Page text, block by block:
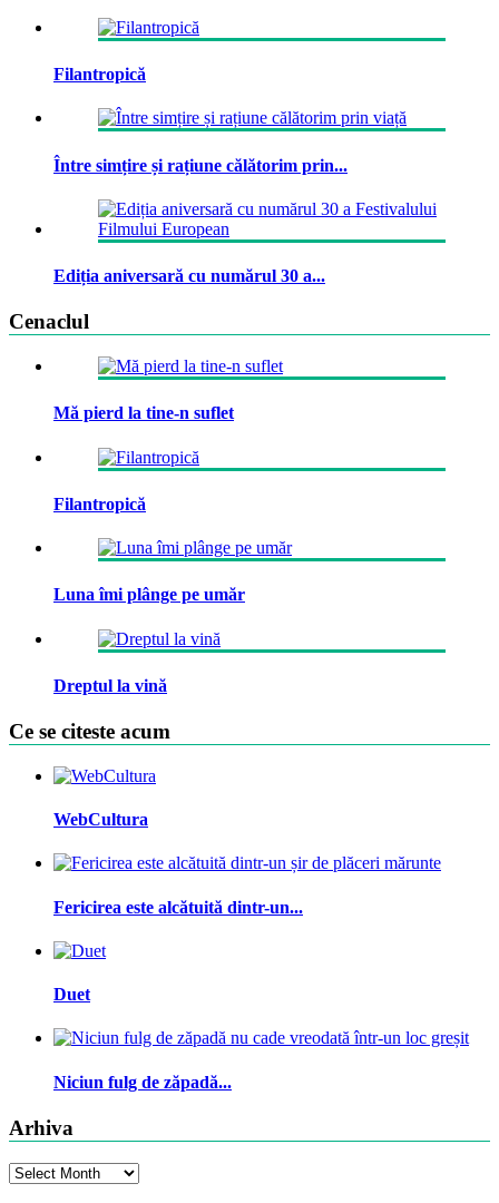
Filantropică
Între simțire și rațiune călătorim prin...
Ediția aniversară cu numărul 30 a...
Cenaclul
Mă pierd la tine-n suflet
Filantropică
Luna îmi plânge pe umăr
Dreptul la vină
Ce se citeste acum
WebCultura
Fericirea este alcătuită dintr-un...
Duet
Niciun fulg de zăpadă...
Arhiva
Arhiva